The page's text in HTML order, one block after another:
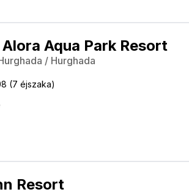
Aqua Park Resort
/ Hurghada
(7 éjszaka)
Resort